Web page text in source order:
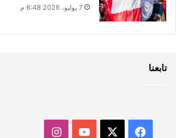
7 يوليو، 2026 6:48 م
تابعنا
فيسبوك ‫YouTubeانستقرام